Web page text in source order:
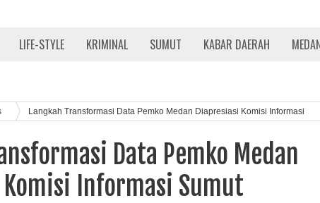
LIFE-STYLE KRIMINAL SUMUT KABAR DAERAH
Langkah Transformasi Data Pemko Medan Diapresiasi Komisi Informasi
Data Pemko Medan
Komisi Informasi Sumut